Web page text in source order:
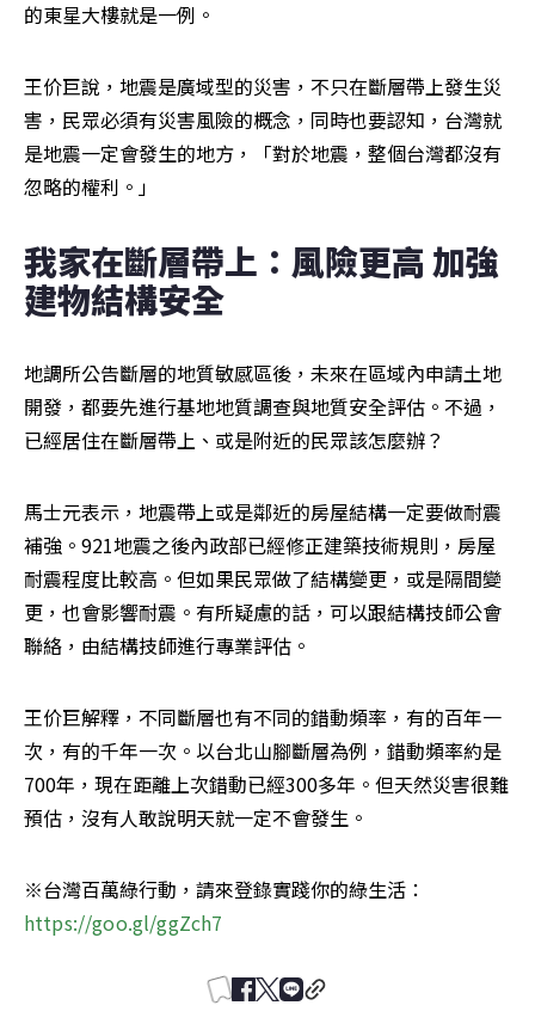
的東星大樓就是一例。
王价巨說，地震是廣域型的災害，不只在斷層帶上發生災
害，民眾必須有災害風險的概念，同時也要認知，台灣就
是地震一定會發生的地方，「對於地震，整個台灣都沒有
忽略的權利。」
我家在斷層帶上：風險更高 加強
建物結構安全
地調所公告斷層的地質敏感區後，未來在區域內申請土地
開發，都要先進行基地地質調查與地質安全評估。不過，
已經居住在斷層帶上、或是附近的民眾該怎麼辦？
馬士元表示，地震帶上或是鄰近的房屋結構一定要做耐震
補強。921地震之後內政部已經修正建築技術規則，房屋
耐震程度比較高。但如果民眾做了結構變更，或是隔間變
更，也會影響耐震。有所疑慮的話，可以跟結構技師公會
聯絡，由結構技師進行專業評估。
王价巨解釋，不同斷層也有不同的錯動頻率，有的百年一
次，有的千年一次。以台北山腳斷層為例，錯動頻率約是
700年，現在距離上次錯動已經300多年。但天然災害很難
預估，沒有人敢說明天就一定不會發生。
※台灣百萬綠行動，請來登錄實踐你的綠生活：
https://goo.gl/ggZch7